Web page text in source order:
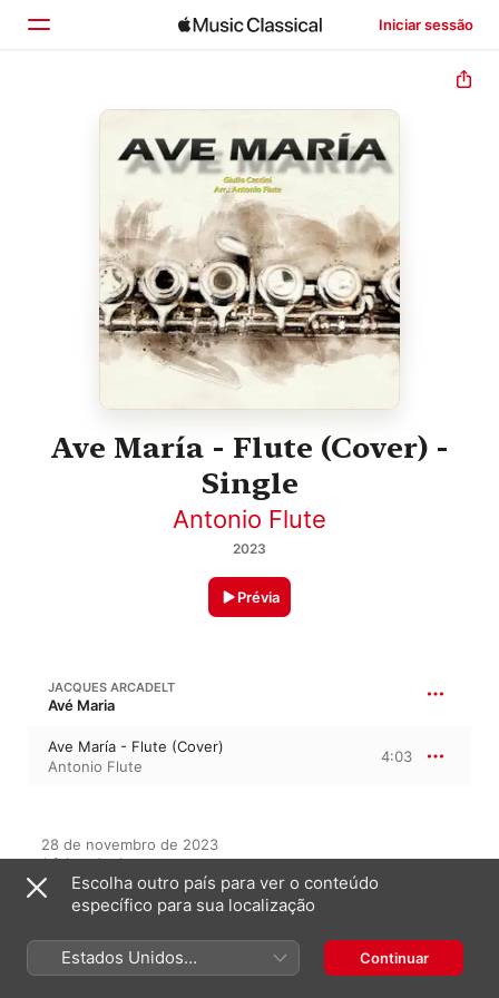
Iniciar sessão
Início
Explorar
Buscar
Ave María - Flute (Cover) -
Single
Antonio Flute
2023
Prévia
JACQUES ARCADELT
Avé Maria
Ave María - Flute (Cover)
Antonio Flute
4:03
28 de novembro de 2023
1 faixa, 4 minutos
℗ 2023 Antonio Flute
Neste álbum
Escolha outro país para ver o conteúdo
específico para sua localização
Estados Unidos
(Português Brasil)
Continuar